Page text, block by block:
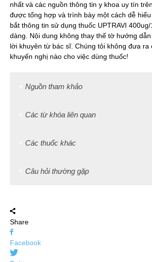
nhất và các nguồn thông tin y khoa uy tín
được tổng hợp và trình bày một cách dễ
bắt thông tin sử dụng thuốc UPTRAVI
dàng. Nội dung không thay thế tờ hướng
lời khuyên từ bác sĩ. Chúng tôi không đưa ra
khuyến nghị nào cho việc dùng thuốc!
Nguồn tham khảo
Các từ khóa liên quan
Các thuốc khác
Câu hỏi thường gặp
Share
Facebook